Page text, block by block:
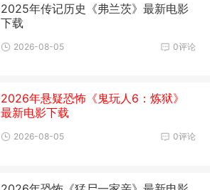
2025年传记历史《弗兰茨》最新电影
下载
0评论
2026-08-05
2026年悬疑恐怖《鬼玩人6：炼狱》
最新电影下载
0评论
2026-08-05